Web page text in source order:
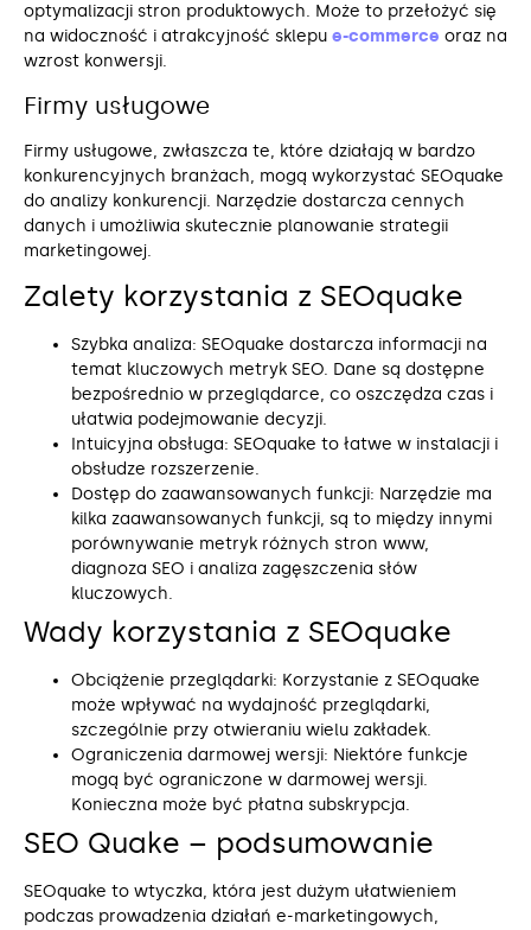
optymalizacji stron produktowych. Może to przełożyć się
na widoczność i atrakcyjność sklepu e-commerce oraz na
wzrost konwersji.
Firmy usługowe
Firmy usługowe, zwłaszcza te, które działają w bardzo
konkurencyjnych branżach, mogą wykorzystać SEOquake
do analizy konkurencji. Narzędzie dostarcza cennych
danych i umożliwia skutecznie planowanie strategii
marketingowej.
Zalety korzystania z SEOquake
Szybka analiza: SEOquake dostarcza informacji na
temat kluczowych metryk SEO. Dane są dostępne
bezpośrednio w przeglądarce, co oszczędza czas i
ułatwia podejmowanie decyzji.
Intuicyjna obsługa: SEOquake to łatwe w instalacji i
obsłudze rozszerzenie.
Dostęp do zaawansowanych funkcji: Narzędzie ma
kilka zaawansowanych funkcji, są to między innymi
porównywanie metryk różnych stron www,
diagnoza SEO i analiza zagęszczenia słów
kluczowych.
Wady korzystania z SEOquake
Obciążenie przeglądarki: Korzystanie z SEOquake
może wpływać na wydajność przeglądarki,
szczególnie przy otwieraniu wielu zakładek.
Ograniczenia darmowej wersji: Niektóre funkcje
mogą być ograniczone w darmowej wersji.
Konieczna może być płatna subskrypcja.
SEO Quake – podsumowanie
SEOquake to wtyczka, która jest dużym ułatwieniem
podczas prowadzenia działań e-marketingowych,